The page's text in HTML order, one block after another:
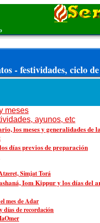
- festividades, ciclo
meses
ayunos, etc
los meses y generalidades de
días previos de preparación
Simjat Torá
Iom Kippur y los días del
mes de Adar
días de recordación